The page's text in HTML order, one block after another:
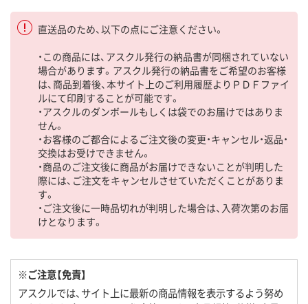
直送品のため、以下の点にご注意ください。
・この商品には、アスクル発行の納品書が同梱されていない
場合があります。アスクル発行の納品書をご希望のお客様
は、商品到着後、本サイト上のご利用履歴よりＰＤＦファイ
ルにて印刷することが可能です。
・アスクルのダンボールもしくは袋でのお届けではありま
せん。
・お客様のご都合によるご注文後の変更・キャンセル・返品・
交換はお受けできません。
・商品のご注文後に商品がお届けできないことが判明した
際には、ご注文をキャンセルさせていただくことがありま
す。
・ご注文後に一時品切れが判明した場合は、入荷次第のお届
けとなります。
※ご注意【免責】
アスクルでは、サイト上に最新の商品情報を表示するよう努め